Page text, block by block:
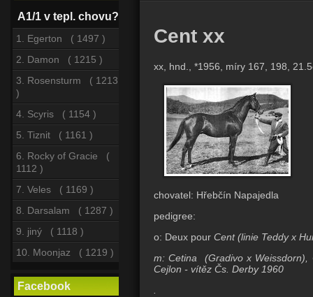
A1/1 v tepl. chovu?
1. Egerton ( 1497 )
2. Damon ( 1215 )
3. Rosensturm ( 1213
)
4. Scyris ( 1154 )
5. Tiznit ( 1161 )
6. Rocky of Gracie (
1112 )
7. Veles ( 1169 )
8. Darsalam ( 1287 )
9. jiný ( 1118 )
10. Moonjaz ( 1219 )
Facebook
Cent xx
xx, hnd., *1956, míry 167, 198,
chovatel: Hřebčín Napajedla
pedigree:
o: Deux pour Cent (linie Teddy x
m: Cetina (Gradivo x Weissdorn),
Cejlon - vítěz Čs. Derby 1960